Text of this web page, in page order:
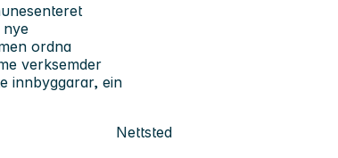
nye
ordna
verksemder
innbyggarar, ein
Nettsted